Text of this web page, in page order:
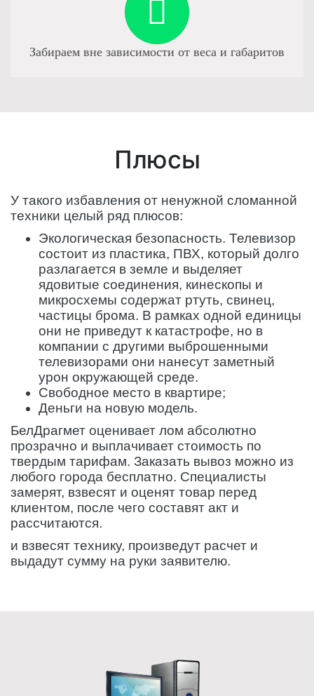
Забираем вне зависимости от веса и габаритов
Плюсы
У такого избавления от ненужной сломанной
техники целый ряд плюсов:
Экологическая безопасность. Телевизор
состоит из пластика, ПВХ, который долго
разлагается в земле и выделяет
ядовитые соединения, кинескопы и
микросхемы содержат ртуть, свинец,
частицы брома. В рамках одной единицы
они не приведут к катастрофе, но в
компании с другими выброшенными
телевизорами они нанесут заметный
урон окружающей среде.
Свободное место в квартире;
Деньги на новую модель.
БелДрагмет оценивает лом абсолютно
прозрачно и выплачивает стоимость по
твердым тарифам. Заказать вывоз можно из
любого города бесплатно. Специалисты
замерят, взвесят и оценят товар перед
клиентом, после чего составят акт и
рассчитаются.
и взвесят технику, произведут расчет и
выдадут сумму на руки заявителю.